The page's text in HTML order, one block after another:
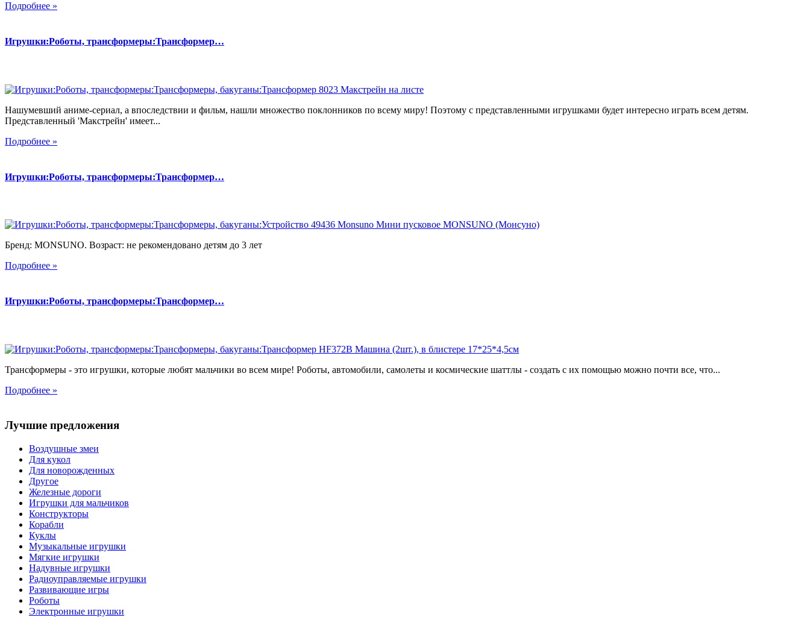
Подробнее »
Игрушки:Роботы, трансформеры:Трансформер…
Нашумевший аниме-сериал, а впоследствии и фильм, нашли множество поклонников по всему миру! Поэтому с представленными игрушками будет интересно играть всем детям.
Представленный 'Макстрейн' имеет...
Подробнее »
Игрушки:Роботы, трансформеры:Трансформер…
Бренд: MONSUNO. Возраст: не рекомендовано детям до 3 лет
Подробнее »
Игрушки:Роботы, трансформеры:Трансформер…
Трансформеры - это игрушки, которые любят мальчики во всем мире! Роботы, автомобили, самолеты и космические шаттлы - создать с их помощью можно почти все, что...
Подробнее »
Лучшие предложения
Воздушные змеи
Для кукол
Для новорожденных
Другое
Железные дороги
Игрушки для мальчиков
Конструкторы
Корабли
Куклы
Музыкальные игрушки
Мягкие игрушки
Надувные игрушки
Радиоуправляемые игрушки
Развивающие игры
Роботы
Электронные игрушки